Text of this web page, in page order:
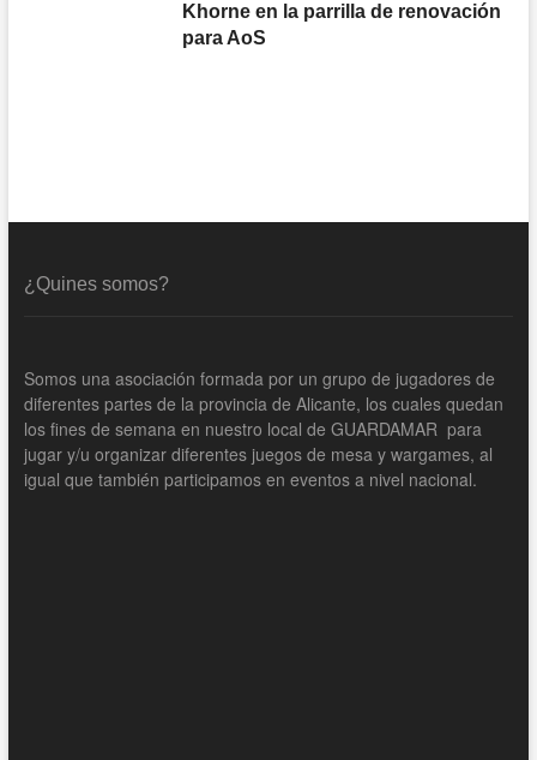
Khorne en la parrilla de renovación
para AoS
¿Quines somos?
Somos una asociación formada por un grupo de jugadores de
diferentes partes de la provincia de Alicante, los cuales quedan
los fines de semana en nuestro local de GUARDAMAR para
jugar y/u organizar diferentes juegos de mesa y wargames, al
igual que también participamos en eventos a nivel nacional.